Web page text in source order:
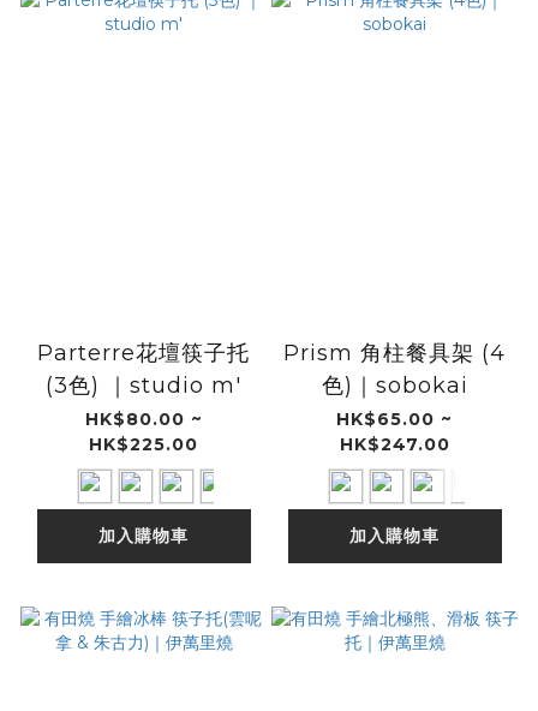
Parterre花壇筷子托
(3色) ｜studio m'
HK$80.00 ~
HK$225.00
加入購物車
Prism 角柱餐具架 (4
色)｜sobokai
HK$65.00 ~
HK$247.00
加入購物車